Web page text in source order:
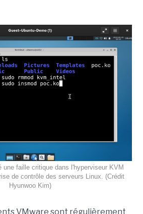
une faille critique dans l'hyperviseur KVM
de contrôle des serveurs Linux. (Crédit
Hyunwoo Kim)
VMware sont régulièrement